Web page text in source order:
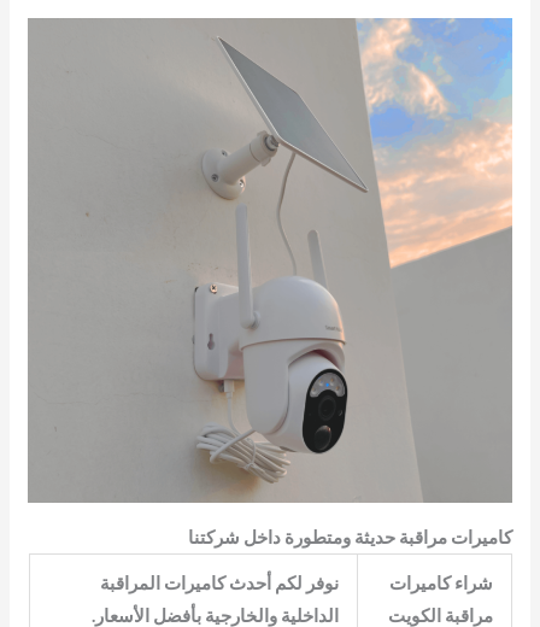
كاميرات مراقبة حديثة ومتطورة داخل شركتنا
شراء كاميرات
مراقبة الكويت
نوفر لكم أحدث كاميرات المراقبة
الداخلية والخارجية بأفضل الأسعار.